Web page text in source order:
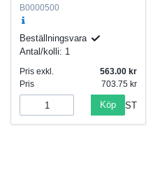
B0000500
Beställningsvara
Antal/kolli: 1
Pris exkl.
563.00
Pris
703.75
Köp ST